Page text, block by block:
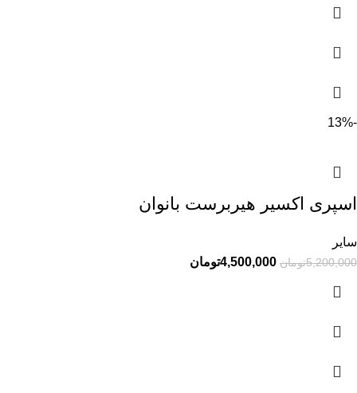
-13%
اسپری اکسیر هیربرست بانوان
سایر
5,200,000تومان 4,500,000تومان